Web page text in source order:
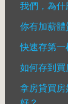
我們，為什
你有加薪體
快速存第一
如何存到買
拿房貸買房